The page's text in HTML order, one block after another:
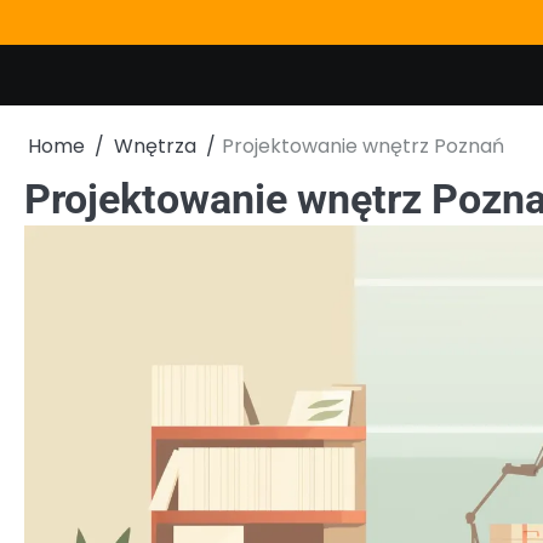
to
Home Wnętrza Projektowanie wnętrz Poznań
Projektowanie wnętrz